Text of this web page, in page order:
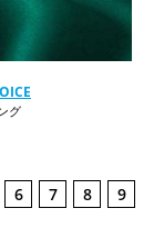
グ
6 7 8
9